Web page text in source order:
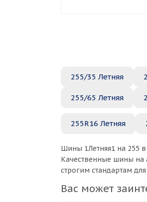
255/35 Летняя
255/65 Летняя
255R16 Летняя
Шины 1Летняя1 на 255
Качественные шины на
строгим стандартам
Вас может